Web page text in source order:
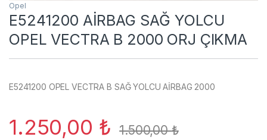
Opel
E5241200 AİRBAG SAĞ YOLCU
OPEL VECTRA B 2000 ORJ ÇIKMA
E5241200 OPEL VECTRA B SAĞ YOLCU AİRBAG 2000
1.250,00 ₺ 1.500,00₺